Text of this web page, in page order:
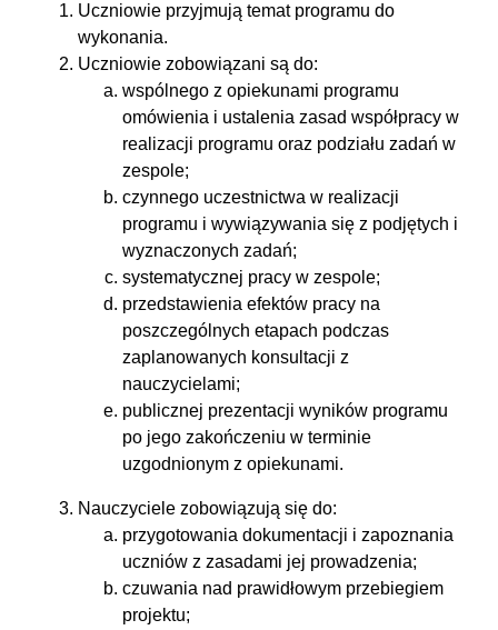
Uczniowie przyjmują temat programu do
wykonania.
Uczniowie zobowiązani są do:
wspólnego z opiekunami programu
omówienia i ustalenia zasad współpracy w
realizacji programu oraz podziału zadań w
zespole;
czynnego uczestnictwa w realizacji
programu i wywiązywania się z podjętych i
wyznaczonych zadań;
systematycznej pracy w zespole;
przedstawienia efektów pracy na
poszczególnych etapach podczas
zaplanowanych konsultacji z
nauczycielami;
publicznej prezentacji wyników programu
po jego zakończeniu w terminie
uzgodnionym z opiekunami.
Nauczyciele zobowiązują się do:
przygotowania dokumentacji i zapoznania
uczniów z zasadami jej prowadzenia;
czuwania nad prawidłowym przebiegiem
projektu;